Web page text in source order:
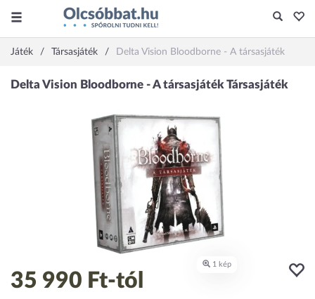
Játék Társasjáték Delta Vision Bloodborne - A társasjáték
35 990 Ft-tól